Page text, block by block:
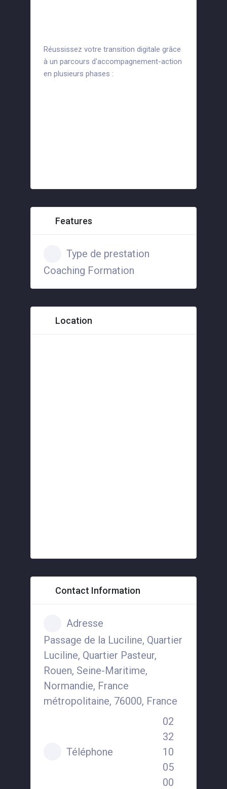
Réussissez votre transition digitale grâce
à un parcours d'accompagnement-action
en plusieurs phases :
Features
Type de prestation
Coaching Formation
Location
Contact Information
Adresse
Passage de la Luciline, Quartier
Luciline, Quartier Pasteur,
Rouen, Seine-Maritime,
Normandie, France
métropolitaine, 76000, France
Téléphone
02
32
10
05
00